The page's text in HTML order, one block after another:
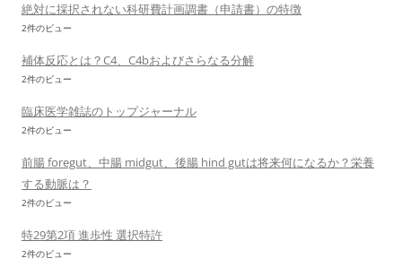
絶対に採択されない科研費計画調書（申請書）の特徴
2件のビュー
補体反応とは？C4、C4bおよびさらなる分解
2件のビュー
臨床医学雑誌のトップジャーナル
2件のビュー
前腸 foregut、中腸 midgut、後腸 hind gutは将来何になるか？栄養
する動脈は？
2件のビュー
特29第2項 進歩性 選択特許
2件のビュー